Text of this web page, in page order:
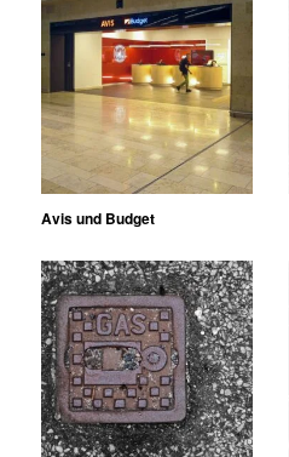
Avis und Budget